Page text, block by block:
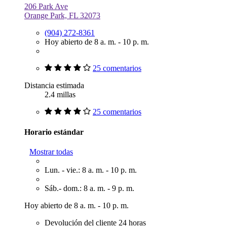
206 Park Ave
Orange Park, FL 32073
(904) 272-8361
Hoy abierto de 8 a. m. - 10 p. m.
25 comentarios
Distancia estimada
2.4 millas
25 comentarios
Horario estándar
Mostrar todas
Lun. - vie.: 8 a. m. - 10 p. m.
Sáb.- dom.: 8 a. m. - 9 p. m.
Hoy abierto de 8 a. m. - 10 p. m.
Devolución del cliente 24 horas